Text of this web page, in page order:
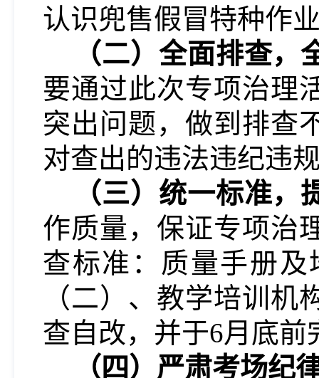
认识兜售假冒特种作
（二）全面排查，
要通过此次专项治理
突出问题，做到排查
对查出的违法违纪违
（三）统一标准，
作质量，保证专项治
查标准：质量手册
（二）、教学培训
查自改，并于6月底前
（四）严肃考场纪